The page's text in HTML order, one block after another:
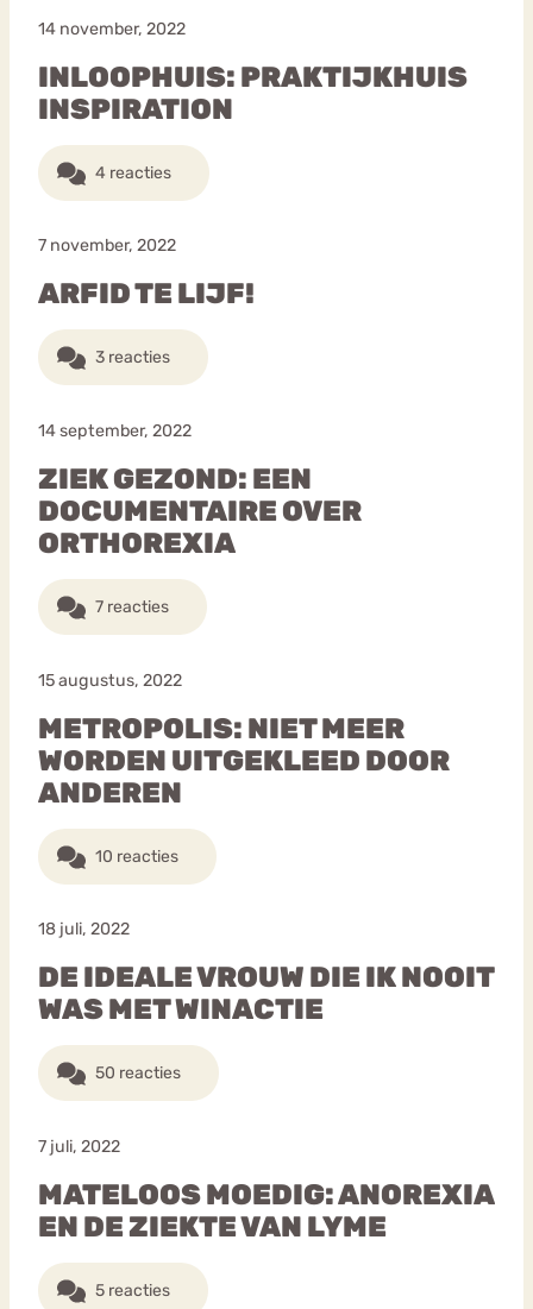
14 november, 2022
INLOOPHUIS: PRAKTIJKHUIS
INSPIRATION
4 reacties
7 november, 2022
ARFID TE LIJF!
3 reacties
14 september, 2022
ZIEK GEZOND: EEN
DOCUMENTAIRE OVER
ORTHOREXIA
7 reacties
15 augustus, 2022
METROPOLIS: NIET MEER
WORDEN UITGEKLEED DOOR
ANDEREN
10 reacties
18 juli, 2022
DE IDEALE VROUW DIE IK NOOIT
WAS MET WINACTIE
50 reacties
7 juli, 2022
MATELOOS MOEDIG: ANOREXIA
EN DE ZIEKTE VAN LYME
5 reacties